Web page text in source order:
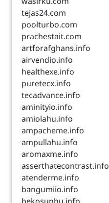
tejas24.com
poolturbo.com
prachestait.com
artforafghans.info
airvendio.info
healthexe.info
puretecx.info
tecadvance.info
aminityio.info
amiolahu.info
ampacheme.info
ampullahu.info
aromaxme.info
asserthatecontrast.info
atenderme.info
bangumiio.info